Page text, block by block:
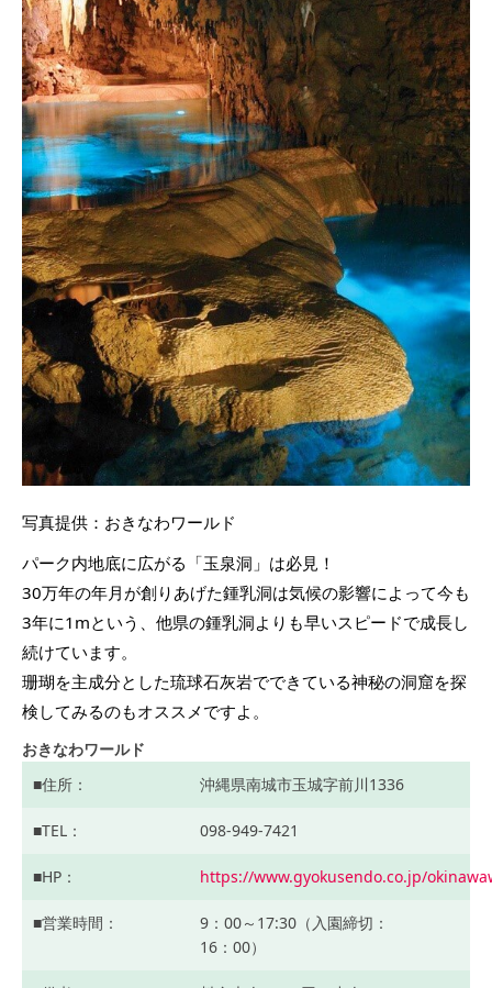
写真提供：おきなわワールド
パーク内地底に広がる「玉泉洞」は必見！
30万年の年月が創りあげた鍾乳洞は気候の影響によって今も
3年に1mという、他県の鍾乳洞よりも早いスピードで成長し
続けています。
珊瑚を主成分とした琉球石灰岩でできている神秘の洞窟を探
検してみるのもオススメですよ。
おきなわワールド
住所
沖縄県南城市玉城字前川1336
TEL 098-949-7421
HP https://www.gyokusendo.co.jp/
営業時間
9：00～17:30（入園締切：
16：00）